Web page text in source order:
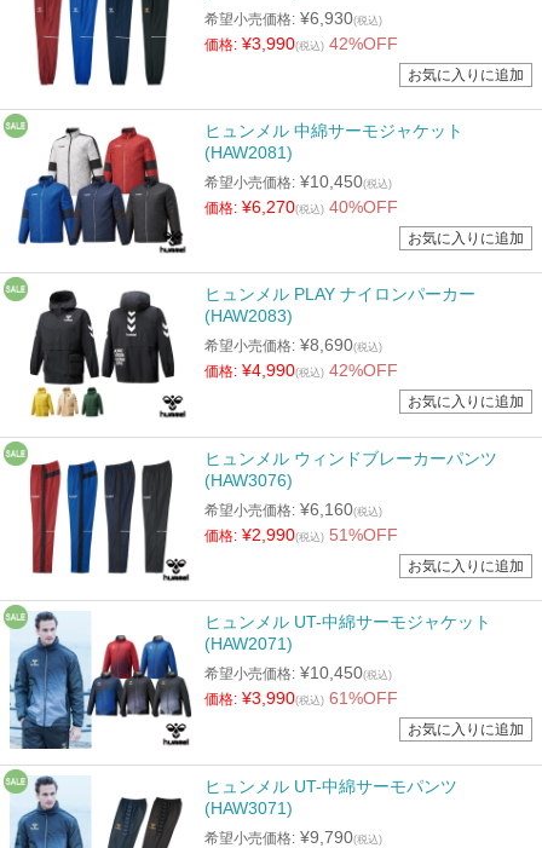
希望小売価格: ¥6,930(税込)
価格: ¥3,990(税込) 42%OFF
ヒュンメル 中綿サーモジャケット
(HAW2081)
希望小売価格: ¥10,450(税込)
価格: ¥6,270(税込) 40%OFF
ヒュンメル PLAY ナイロンパーカー
(HAW2083)
希望小売価格: ¥8,690(税込)
価格: ¥4,990(税込) 42%OFF
ヒュンメル ウィンドブレーカーパンツ
(HAW3076)
希望小売価格: ¥6,160(税込)
価格: ¥2,990(税込) 51%OFF
ヒュンメル UT-中綿サーモジャケット
(HAW2071)
希望小売価格: ¥10,450(税込)
価格: ¥3,990(税込) 61%OFF
ヒュンメル UT-中綿サーモパンツ
(HAW3071)
希望小売価格: ¥9,790(税込)